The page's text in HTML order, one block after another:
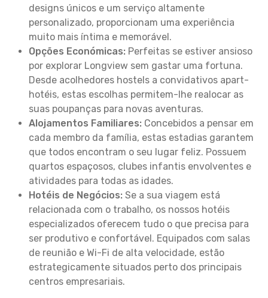
designs únicos e um serviço altamente
personalizado, proporcionam uma experiência
muito mais íntima e memorável.
Opções Económicas: Perfeitas se estiver ansioso
por explorar Longview sem gastar uma fortuna.
Desde acolhedores hostels a convidativos apart-
hotéis, estas escolhas permitem-lhe realocar as
suas poupanças para novas aventuras.
Alojamentos Familiares: Concebidos a pensar em
cada membro da família, estas estadias garantem
que todos encontram o seu lugar feliz. Possuem
quartos espaçosos, clubes infantis envolventes e
atividades para todas as idades.
Hotéis de Negócios: Se a sua viagem está
relacionada com o trabalho, os nossos hotéis
especializados oferecem tudo o que precisa para
ser produtivo e confortável. Equipados com salas
de reunião e Wi-Fi de alta velocidade, estão
estrategicamente situados perto dos principais
centros empresariais.